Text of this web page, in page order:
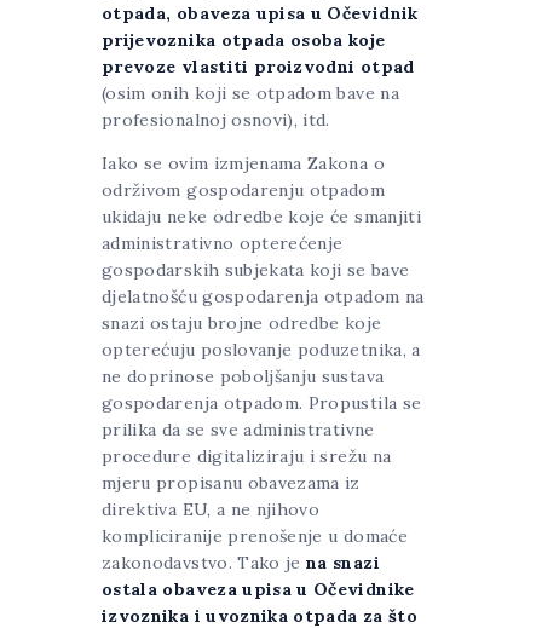
otpada, obaveza upisa u Očevidnik
prijevoznika otpada osoba koje
prevoze vlastiti proizvodni otpad
(osim onih koji se otpadom bave na
profesionalnoj osnovi), itd.
Iako se ovim izmjenama Zakona o
održivom gospodarenju otpadom
ukidaju neke odredbe koje će smanjiti
administrativno opterećenje
gospodarskih subjekata koji se bave
djelatnošću gospodarenja otpadom na
snazi ostaju brojne odredbe koje
opterećuju poslovanje poduzetnika, a
ne doprinose poboljšanju sustava
gospodarenja otpadom. Propustila se
prilika da se sve administrativne
procedure digitaliziraju i srežu na
mjeru propisanu obavezama iz
direktiva EU, a ne njihovo
kompliciranije prenošenje u domaće
zakonodavstvo. Tako jena snazi
ostala obaveza upisa u Očevidnike
izvoznika i uvoznika otpada za što